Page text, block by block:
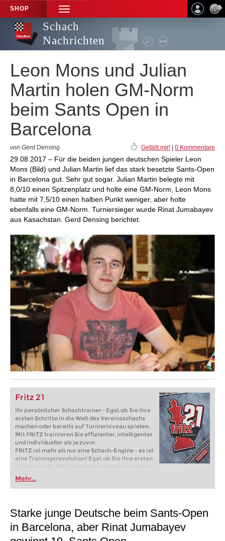
SHOP
TOGGLE
NAVIGATION
Schach
Nachrichten
Leon Mons und Julian
Martin holen GM-Norm
beim Sants Open in
Barcelona
von Gerd Densing Gefällt mir! 0 Kommentare
29.08.2017 – Für die beiden jungen deutschen Spieler Leon
Mons (Bild) und Julian Martin lief das stark besetzte Sants-Open
in Barcelona gut. Sehr gut sogar. Julian Martin belegte mit
8,0/10 einen Spitzenplatz und holte eine GM-Norm, Leon Mons
hatte mit 7,5/10 einen halben Punkt weniger, aber holte
ebenfalls eine GM-Norm. Turniersieger wurde Rinat Jumabayev
aus Kasachstan. Gerd Densing berichtet.
Fritz 21
Ihr persönlicher Schachtrainer - Egal, ob Sie Ihre
ersten Schritte in die Welt des Vereinsschachs
machen oder bereits auf Turnierniveau spielen:
Mit FRITZ trainieren Sie effizienter, intelligenter
und individueller als je zuvor.
FRITZ ist mehr als nur eine Schach-Engine – es ist
eine Trainingsrevolution! Egal, ob Sie Ihre ersten
Schritte in die Welt des Vereinsschachs machen
oder bereits auf Turnierniveau spielen: Mit
FRITZ trainieren Sie effizienter, intelligenter und
individueller als je zuvor.
Mehr...
Starke junge Deutsche beim Sants-Open
in Barcelona, aber Rinat Jumabayev